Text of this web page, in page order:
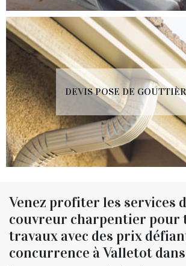
DEVIS POSE DE
Venez profiter les services
couvreur charpentier pour
travaux avec des prix
concurrence à Valletot